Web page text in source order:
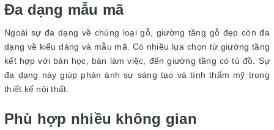
Đa dạng mẫu mã
Ngoài sự đa dạng về chủng loại gỗ, giường tầng gỗ đẹp còn đa
dạng về kiểu dáng và mẫu mã. Có nhiều lựa chọn từ giường tầng
kết hợp với bàn học, bàn làm việc, đến giường tầng có tủ đồ. Sự
đa dạng này giúp phản ánh sự sáng tạo và tính thẩm mỹ trong
thiết kế nội thất.
Phù hợp nhiều không gian